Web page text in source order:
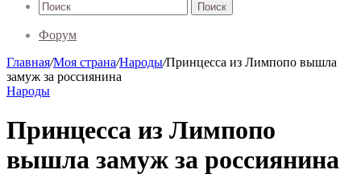
Поиск
Форум
Главная/Моя страна/Народы/Принцесса из Лимпопо вышла
замуж за россиянина
Народы
Принцесса из Лимпопо
вышла замуж за россиянина